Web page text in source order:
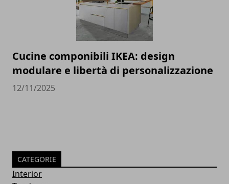
Cucine componibili IKEA: design
modulare e libertà di personalizzazione
12/11/2025
CATEGORIE
Interior